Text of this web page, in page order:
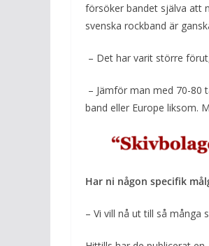
försöker bandet själva att
svenska rockband är
– Det har varit större
– Jämför man med 70-80
band eller Europe liksom.
Har ni någon specifik
– Vi vill nå ut till så många